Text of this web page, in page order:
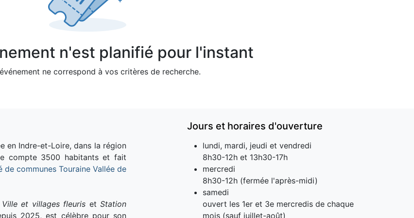
n'est planifié pour l'instant
ne correspond à vos critères de recherche.
en Indre-et-Loire, dans la région
compte 3500 habitants et fait
de communes Touraine Vallée de
Ville et villages fleuris et Station
2025, est célèbre pour son
Jours et horaires d'ouverture
lundi, mardi, jeudi et vendredi
8h30-12h et 13h30-17h
mercredi
8h30-12h (fermée l'après-midi)
samedi
ouvert les 1er et 3e mercredis de chaque
mois (sauf juillet-août)